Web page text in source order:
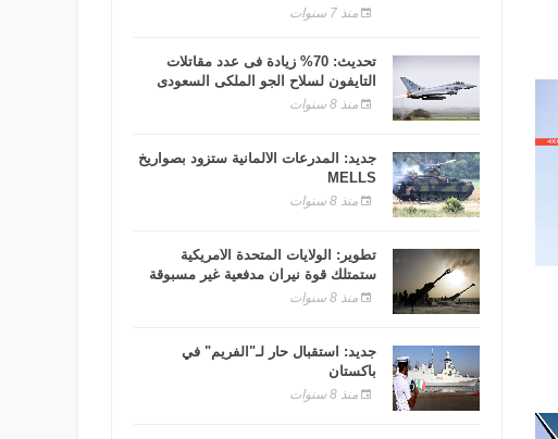
منذ 7 سنوات
تحديث: 70% زيادة فى عدد مقاتلات
التايفون لسلاح الجو الملكى السعودى
منذ 8 سنوات
جديد: المدرعات الألمانية ستزود بصواريخ
MELLS
منذ 8 سنوات
تطوير: الولايات المتحدة الأمريكية
ستمتلك قوة نيران مدفعية غير مسبوقة
منذ 8 سنوات
جديد: استقبال حار لـ"الفريم" في
باكستان
منذ 8 سنوات